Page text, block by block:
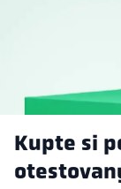
Kupte si